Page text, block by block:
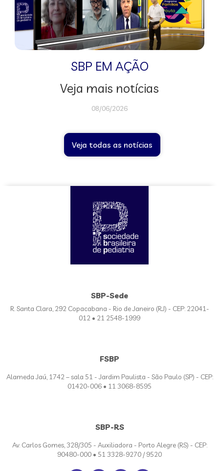
SBP EM AÇÃO
Veja mais notícias
08/06/2026
Veja todas as notícias
SBP-Sede
R. Santa Clara, 292 Copacabana - Rio de Janeiro (RJ) - CEP: 22041-
012 • 21 2548-1999
FSBP
Alameda Jaú, 1742 – sala 51 - Jardim Paulista - São Paulo (SP) - CEP:
01420-006 • 11 3068-8595
SBP-RS
Av. Carlos Gomes, 328/305 - Auxiliadora - Porto Alegre (RS) - CEP:
90480-000 • 51 3328-9270 / 9520